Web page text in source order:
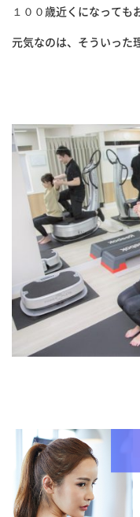
１００歳近くになっても
元気なのは、そういった